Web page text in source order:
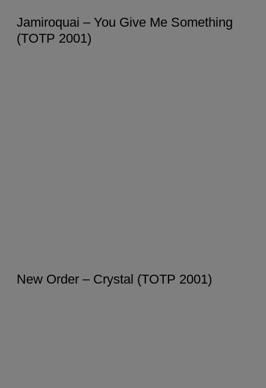
Jamiroquai – You Give Me Something
(TOTP 2001)
New Order – Crystal (TOTP 2001)